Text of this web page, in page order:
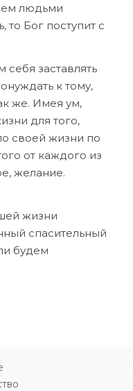
людьми
Бог поступит с
заставлять
к тому,
же. Имея ум,
для того,
своей жизни по
от каждого из
желание.
жизни
спасительный
будем